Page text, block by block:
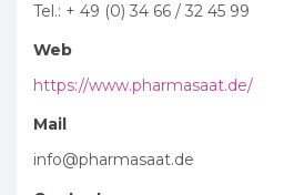
Tel.: + 49 (0) 34 66 / 32 45 99
Web
https://www.pharmasaat.de/
Mail
info@pharmasaat.de